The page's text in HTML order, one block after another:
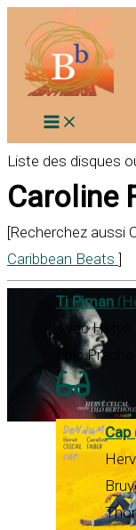
contenu
Liste des disques
Caroline
[Recherchez aussi
Caribbean Beats ]
Ti Piman
Avec Hervé
Loïc Prache
Cap